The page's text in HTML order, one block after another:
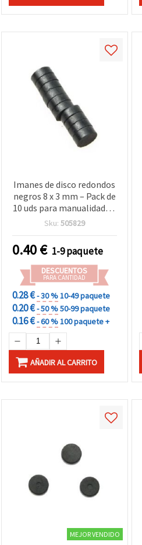
Imanes de disco redondos
negros 8 x 3 mm – Pack de
10 uds para manualidades,
artesanía, hobby, DIY,
Sku: 505829
0.40€ 1-9 paquete
DESCUENTOS
PARA CANTIDAD
0.28 €- 30 %10-49 paquete
0.20 €- 50 %50-99 paquete
0.16 €- 60 %100 paquete +
AÑADIR AL CARRITO
MEJOR VENDIDO